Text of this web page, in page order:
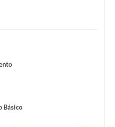
Básico